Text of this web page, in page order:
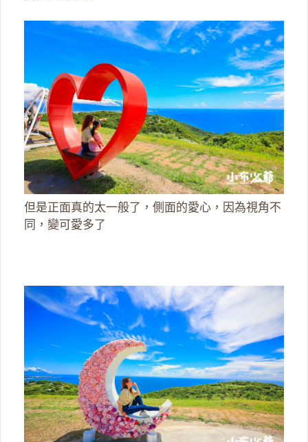
但是正面真的太一般了，側面的愛心，因為視角不
同，變可愛多了